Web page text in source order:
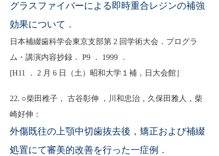
グラスファイバーによる即時重合レジンの補強
効果について．
日本補綴歯科学会東京支部第 2 回学術大会．プログラ
ム・講演内容抄録． P9 ． 1999 ．
[H11 ． 2 月 6 日（土）昭和大学１補，日大会館］
22. ○柴田稚子， 古谷彰伸 ，川和忠治，久保田雅人，柴
崎好伸：
外傷既往の上顎中切歯抜去後，矯正および補綴
処置にて審美的改善を行った一症例．